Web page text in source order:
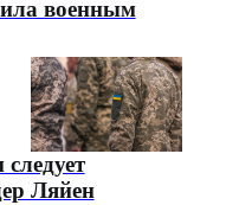
военным
Ляйен